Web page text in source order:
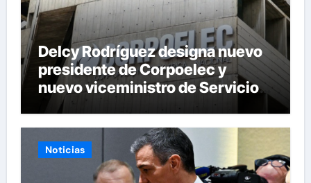
Delcy Rodríguez designa nuevo
presidente de Corpoelec y
nuevo viceministro de Servicios
Eléctricos
Noticias